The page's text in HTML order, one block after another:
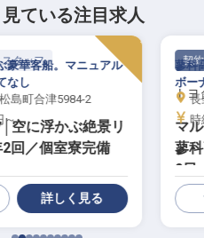
ている注目求人
タッフ
空に浮かぶ絶景リ
回／個室寮完備
豪華客船。マニュアル
なし
島町合津5984-2
～
詳しく見る
契約
トヨ
マ
蓼
2日
蓼科
ボー
長
時